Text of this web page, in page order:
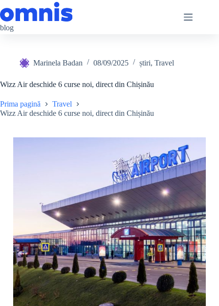
la
conținut
blog
Marinela Badan 08/09/2025 știri, Travel
Wizz Air deschide 6 curse noi, direct din Chișinău
Prima pagină
Travel
Wizz Air deschide 6 curse noi, direct din Chișinău